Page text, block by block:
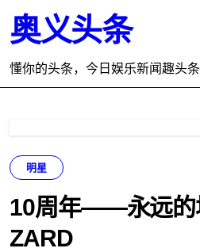
到
内
容
奥义头条
懂你的头条，今日娱乐新闻趣头条
明星
10周年——永远的
ZARD